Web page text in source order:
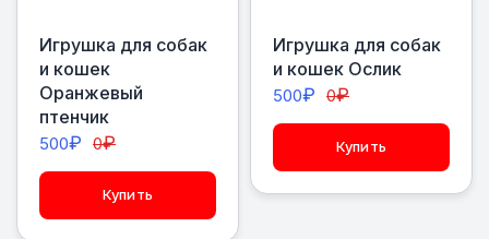
Игрушка для собак
и кошек
Оранжевый
птенчик
500₽ 0₽
Купить
Игрушка для собак
и кошек Ослик
500₽ 0₽
Купить